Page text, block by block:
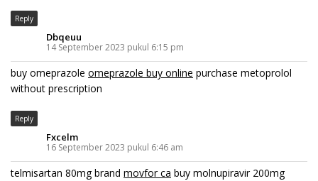
Reply
Dbqeuu
14 September 2023 pukul 6:15 pm
buy omeprazole omeprazole buy online purchase metoprolol
without prescription
Reply
Fxcelm
16 September 2023 pukul 6:46 am
telmisartan 80mg brand movfor ca buy molnupiravir 200mg